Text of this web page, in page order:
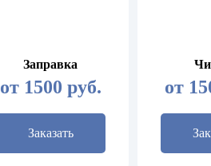
Заправка
от 1500 руб.
Заказать
от